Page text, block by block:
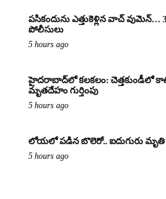
పసికందును ఎత్తుకెళ్లిన వాచ్ వుమెన్…
పోలీసులు
5 hours ago
హైదరాబాద్‌లో కలకలం:
మృతదేహం గుర్తింపు
5 hours ago
లోయలో పడిన బొలెరో.. ఐదుగురు మృతి
5 hours ago